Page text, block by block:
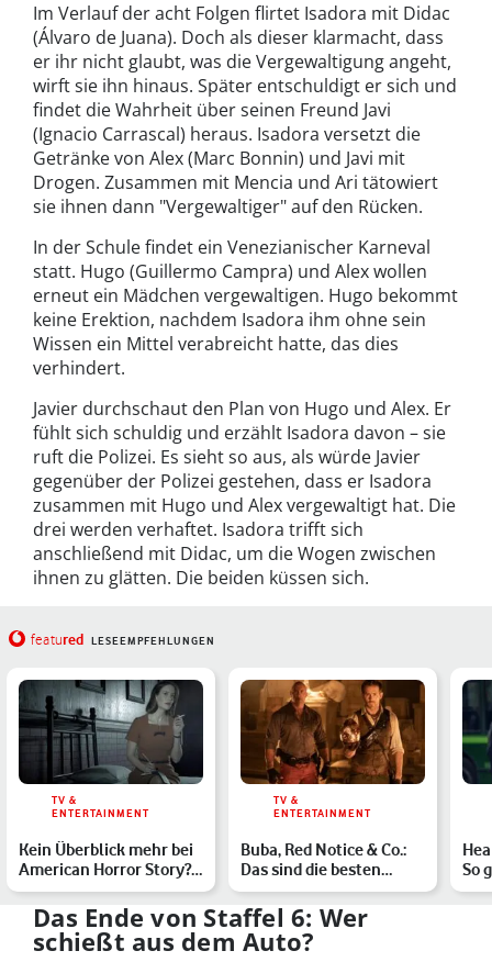
Im Verlauf der acht Folgen flirtet Isadora mit Didac
(Álvaro de Juana). Doch als dieser klarmacht, dass
er ihr nicht glaubt, was die Vergewaltigung angeht,
wirft sie ihn hinaus. Später entschuldigt er sich und
findet die Wahrheit über seinen Freund Javi
(Ignacio Carrascal) heraus. Isadora versetzt die
Getränke von Alex (Marc Bonnin) und Javi mit
Drogen. Zusammen mit Mencia und Ari tätowiert
sie ihnen dann "Vergewaltiger" auf den Rücken.
In der Schule findet ein Venezianischer Karneval
statt. Hugo (Guillermo Campra) und Alex wollen
erneut ein Mädchen vergewaltigen. Hugo bekommt
keine Erektion, nachdem Isadora ihm ohne sein
Wissen ein Mittel verabreicht hatte, das dies
verhindert.
Javier durchschaut den Plan von Hugo und Alex. Er
fühlt sich schuldig und erzählt Isadora davon – sie
ruft die Polizei. Es sieht so aus, als würde Javier
gegenüber der Polizei gestehen, dass er Isadora
zusammen mit Hugo und Alex vergewaltigt hat. Die
drei werden verhaftet. Isadora trifft sich
anschließend mit Didac, um die Wogen zwischen
ihnen zu glätten. Die beiden küssen sich.
featured LESEEMPFEHLUNGEN
TV &
ENTERTAINMENT
Kein Überblick mehr bei
American Horror Story?
Staffel 1 bis 12 i…
TV &
ENTERTAINMENT
Buba, Red Notice & Co.:
Das sind die besten
Krimikomödien auf Net…
So
Das Ende von Staffel 6: Wer
schießt aus dem Auto?